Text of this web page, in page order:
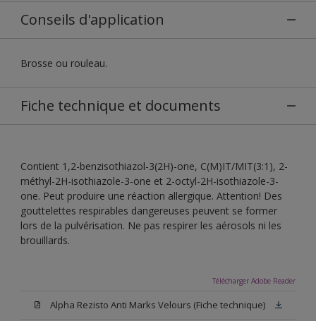
Conseils d'application
Brosse ou rouleau.
Fiche technique et documents
Contient 1,2-benzisothiazol-3(2H)-one, C(M)IT/MIT(3:1), 2-
méthyl-2H-isothiazole-3-one et 2-octyl-2H-isothiazole-3-
one. Peut produire une réaction allergique. Attention! Des
gouttelettes respirables dangereuses peuvent se former
lors de la pulvérisation. Ne pas respirer les aérosols ni les
brouillards.
Télécharger Adobe Reader
Alpha Rezisto Anti Marks Velours (Fiche technique)